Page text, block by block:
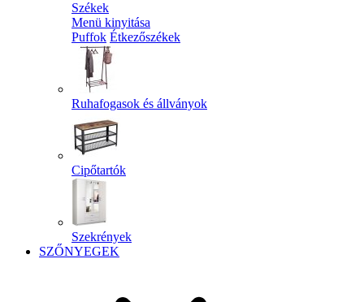
Székek
Menü kinyitása
Puffok Étkezőszékek
Ruhafogasok és állványok
Cipőtartók
Szekrények
SZŐNYEGEK